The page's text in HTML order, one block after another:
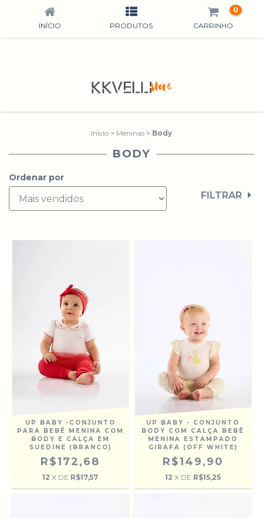
INÍCIO PRODUTOS CARRINHO
0
Início > Meninas > Body
BODY
Ordenar por
FILTRAR
UP BABY -CONJUNTO
PARA BEBÊ MENINA COM
BODY E CALÇA EM
SUEDINE (BRANCO)
R$172,68
12 X DE R$17,57
UP BABY - CONJUNTO
BODY COM CALÇA BEBÊ
MENINA ESTAMPADO
GIRAFA (OFF WHITE)
R$149,90
12 X DE R$15,25